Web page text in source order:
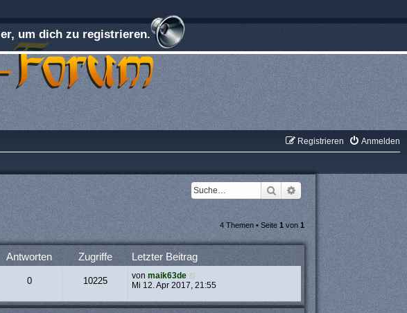
um dich zu registrieren.
Anmelden
Registrieren
Suche
Erweiterte Suche
4 Themen • Seite1 von1
Antworten Zugriffe Letzter Beitrag
0 10225 vonmaik63de
Mi 12. Apr 2017, 21:55